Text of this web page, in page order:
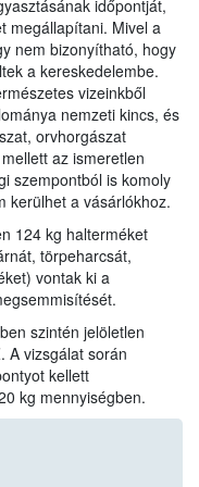
időpontját,
megállapítani. Mivel a
nem bizonyítható, hogy
a kereskedelembe.
vizeinkből
nemzeti kincs, és
orvhorgászat
az ismeretlen
szempontból is komoly
kerülhet a vásárlókhoz.
124 kg halterméket
törpeharcsát,
vontak ki a
szintén jelöletlen
A vizsgálat során
kellett
kg mennyiségben.